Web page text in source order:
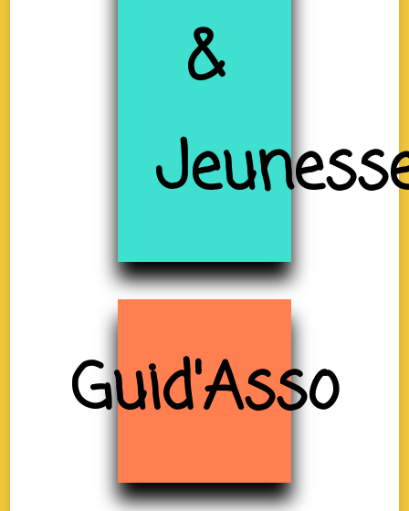
&
Guid'Asso